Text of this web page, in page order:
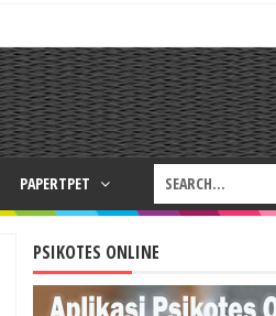
PAPERTPET
PSIKOTES ONLINE